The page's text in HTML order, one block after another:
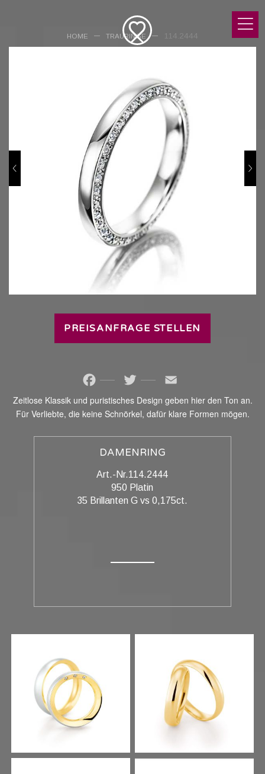
HOME TRAURINGE 114.2444
PREISANFRAGE STELLEN
Facebook Twitter
Zeitlose Klassik und puristisches Design geben hier den Ton an.
Für Verliebte, die keine Schnörkel, dafür klare Formen mögen.
DAMENRING
Art.-Nr.114.2444
950 Platin
35 Brillanten G vs 0,175ct.